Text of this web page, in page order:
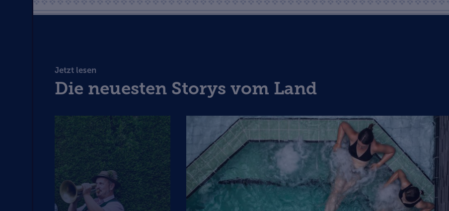
Jetzt lesen
Die neuesten Storys vom Land